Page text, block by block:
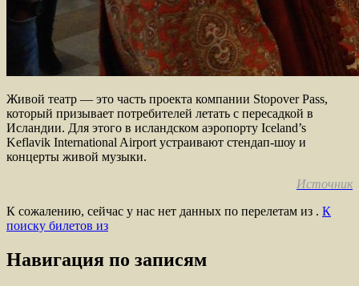
Живой театр — это часть проекта компании Stopover Pass,
который призывает потребителей летать с пересадкой в
Исландии. Для этого в исландском аэропорту Iceland’s
Keflavik International Airport устраивают стендап-шоу и
концерты живой музыки.
Источник
К сожалению, сейчас у нас нет данных по перелетам из . К
поиску билетов из
Навигация по записям